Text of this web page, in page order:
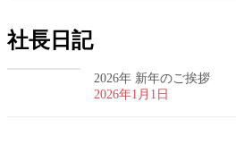
社長日記
2026年 新年のご挨拶
2026年1月1日